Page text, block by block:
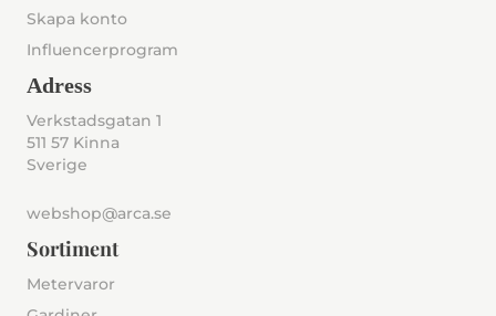
Skapa konto
Influencerprogram
Adress
Verkstadsgatan 1
511 57 Kinna
Sverige
webshop@arca.se
Sortiment
Metervaror